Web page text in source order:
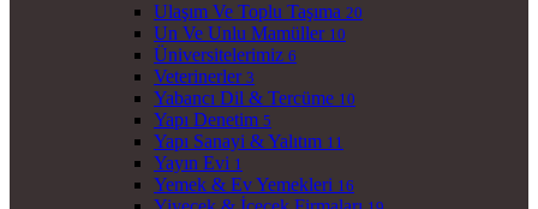
Ulaşım Ve Toplu Taşıma 20
Un Ve Unlu Mamüller 10
Üniversitelerimiz 6
Veterinerler 3
Yabancı Dil & Tercüme 10
Yapı Denetim 5
Yapı Sanayi & Yalıtım 11
Yayın Evi 1
Yemek & Ev Yemekleri 16